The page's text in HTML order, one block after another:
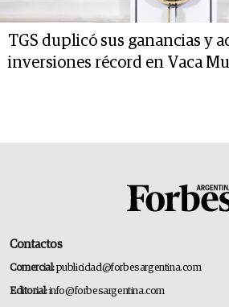
TGS duplicó sus ganancias y
inversiones récord en Vaca
Contactos
Comercial:publicidad@forbesargentina.com
Editorial:info@forbesargentina.com